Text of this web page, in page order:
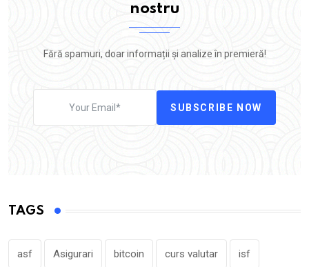
nostru
Fără spamuri, doar informații și analize în premieră!
SUBSCRIBE NOW
TAGS
asf Asigurari bitcoin curs valutar isf